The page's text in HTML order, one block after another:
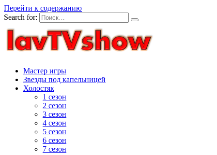
Перейти к содержанию
Search for:
Мастер игры
Звезды под капельницей
Холостяк
1 сезон
2 сезон
3 сезон
4 сезон
5 сезон
6 сезон
7 сезон